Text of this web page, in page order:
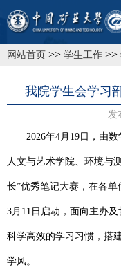
网站首页 >> 学生工作 >>
我院学生会学习
发
2026年4月19日，由
人文与艺术学院、环境与
长”优秀笔记大赛，在各
3月11日启动，面向主办
科学高效的学习习惯，搭
学风。